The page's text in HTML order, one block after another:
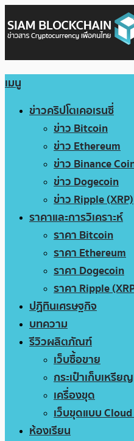
เมนู
ข่าวคริปโตเคอเรนซี่
ข่าว Bitcoin
ข่าว Ethereum
ข่าว Binance
ข่าว Dogecoin
ข่าว Ripple (XRP)
ราคาและการวิเคราะห์
ราคา Bitcoin
ราคา Ethereum
ราคา Dogecoin
ราคา Ripple
ปฏิทินเศรษฐกิจ
บทความ
รีวิวผลิตภัณฑ์
เว็บซื้อขาย
กระเป๋าเก็บเหรียญ
เครื่องขุด
เว็บขุดแบบ
ห้องเรียน